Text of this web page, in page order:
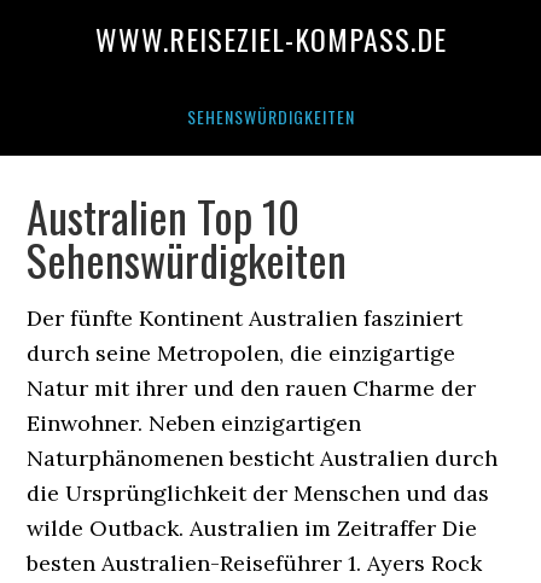
WWW.REISEZIEL-KOMPASS.DE
SEHENSWÜRDIGKEITEN
Australien Top 10
Sehenswürdigkeiten
Der fünfte Kontinent Australien fasziniert
durch seine Metropolen, die einzigartige
Natur mit ihrer und den rauen Charme der
Einwohner. Neben einzigartigen
Naturphänomenen besticht Australien durch
die Ursprünglichkeit der Menschen und das
wilde Outback. Australien im Zeitraffer Die
besten Australien-Reiseführer 1. Ayers Rock